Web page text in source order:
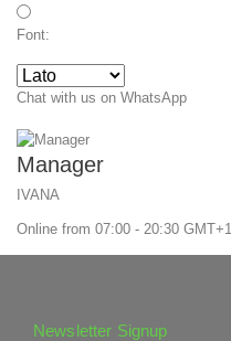
Font:
Chat with us on WhatsApp
Manager
IVANA
Online from 07:00 - 20:30 GMT+1
Newsletter Signup